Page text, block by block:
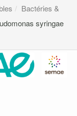
Bactéries &
syringae